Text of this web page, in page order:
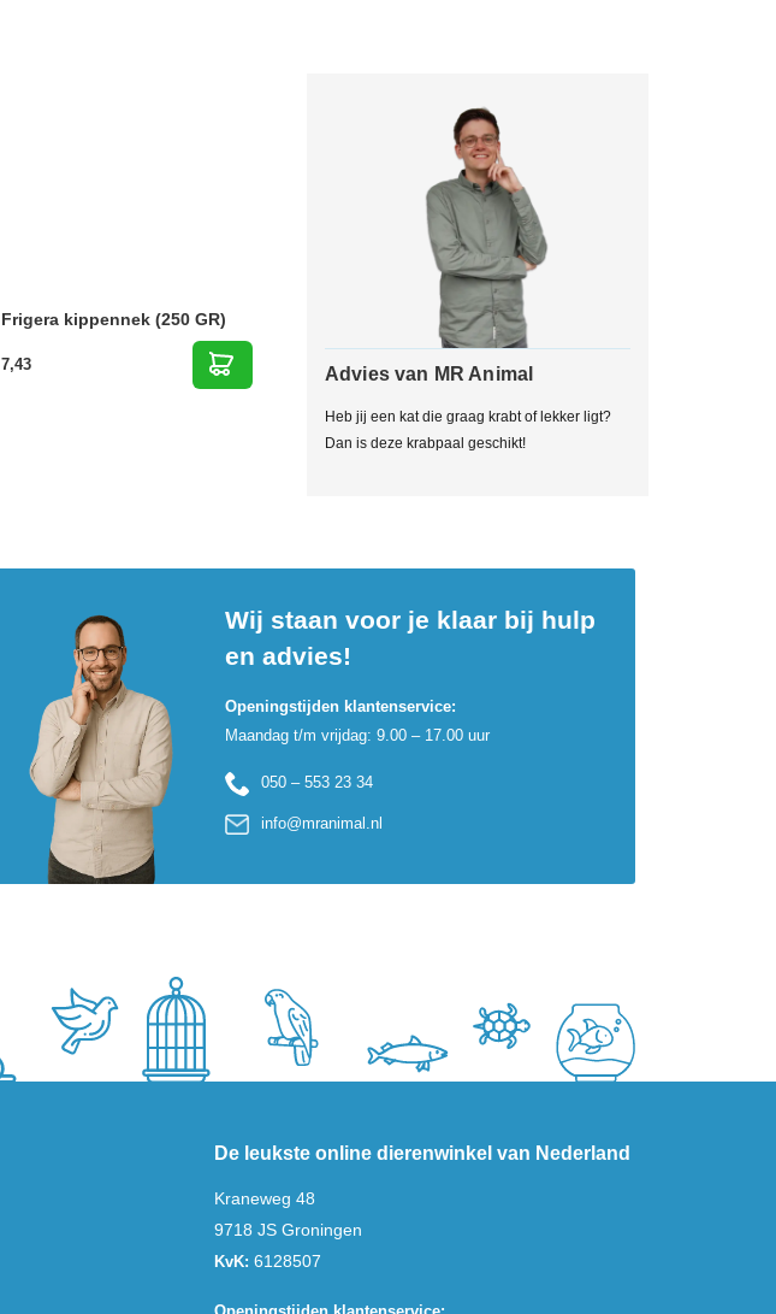
Frigera kippennek (250 GR)
7,43 Advies van MR Animal
Heb jij een kat die graag krabt of lekker ligt?
Dan is deze krabpaal geschikt!
Wij staan voor je klaar bij hulp
en advies!
Openingstijden klantenservice:
Maandag t/m vrijdag: 9.00 – 17.00 uur
050 – 553 23 34
info@mranimal.nl
De leukste online dierenwinkel van Nederland
Kraneweg 48
9718 JS Groningen
KvK: 6128507